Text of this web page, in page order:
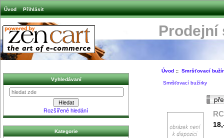
Úvod Přihlásit
Prodejní
Vyhledávaní
Rozšířené hledání
Kategorie
Úvod:: Smršťovací
Smršťovací bužírky